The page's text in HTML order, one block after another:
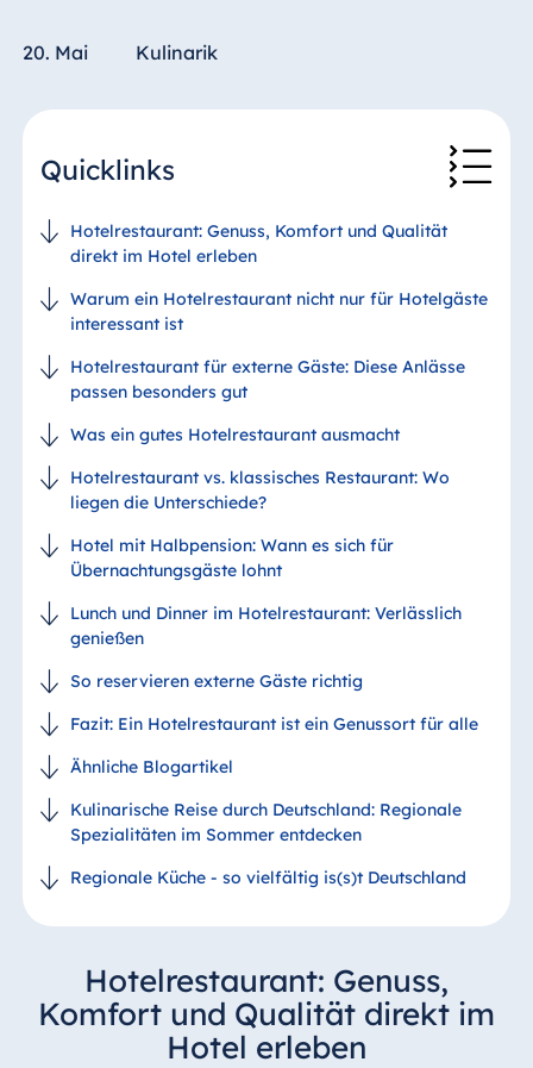
20. Mai Kulinarik
Quicklinks
Hotelrestaurant: Genuss, Komfort und Qualität
direkt im Hotel erleben
Warum ein Hotelrestaurant nicht nur für Hotelgäste
interessant ist
Hotelrestaurant für externe Gäste: Diese Anlässe
passen besonders gut
Was ein gutes Hotelrestaurant ausmacht
Hotelrestaurant vs. klassisches Restaurant: Wo
liegen die Unterschiede?
Hotel mit Halbpension: Wann es sich für
Übernachtungsgäste lohnt
Lunch und Dinner im Hotelrestaurant: Verlässlich
genießen
So reservieren externe Gäste richtig
Fazit: Ein Hotelrestaurant ist ein Genussort für alle
Ähnliche Blogartikel
Kulinarische Reise durch Deutschland: Regionale
Spezialitäten im Sommer entdecken
Regionale Küche - so vielfältig is(s)t Deutschland
Hotelrestaurant: Genuss,
Komfort und Qualität direkt im
Hotel erleben